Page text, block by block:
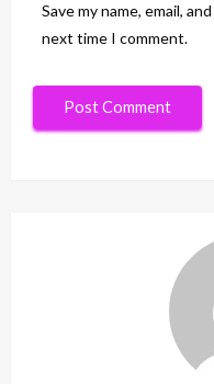
Save my name, email,
next time I comment.